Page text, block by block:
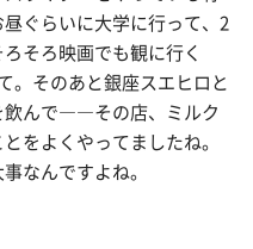
ぐらいに大学に行って、2
そろ映画でも観に行く
。そのあと銀座スエヒロと
飲んで――その店、ミルク
をよくやってましたね。
なんですよね。